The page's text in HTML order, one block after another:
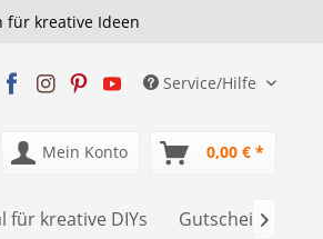
für kreative Ideen
Service/Hilfe
Mein Konto 0,00 € *
für kreative DIYs Gutscheine
